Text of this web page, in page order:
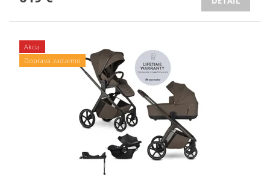
Akcia
Doprava zadarmo